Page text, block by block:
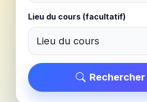
Lieu du cours (facultatif)
Rechercher